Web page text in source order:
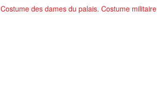
Costume des dames du palais. Costume militaire